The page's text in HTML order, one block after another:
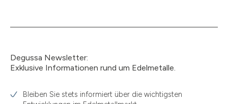
Degussa Newsletter:
Exklusive Informationen rund um Edelmetalle.
Bleiben Sie stets informiert über die wichtigsten